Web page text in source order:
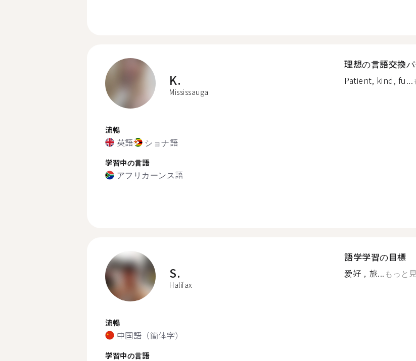
K.
Mississauga
流暢
英語 ショナ語
学習中の言語
アフリカーンス語
理想の言語交換
Patient, kind, fu...
S.
Halifax
流暢
中国語（簡体字）
学習中の言語
語学学習の目標
爱好，旅... もっと